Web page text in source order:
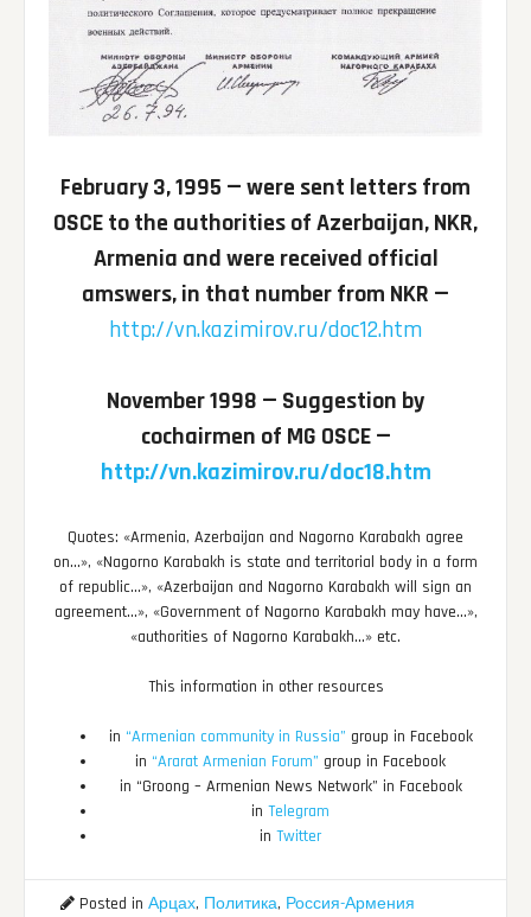
February 3, 1995 — were sent letters from
OSCE to the authorities of Azerbaijan, NKR,
Armenia and were received official
amswers, in that number from NKR —
http://vn.kazimirov.ru/doc12.htm
November 1998 — Suggestion by
cochairmen of MG OSCE —
http://vn.kazimirov.ru/doc18.htm
Quotes: «Armenia, Azerbaijan and Nagorno Karabakh agree
on…», «Nagorno Karabakh is state and territorial body in a form
of republic…», «Azerbaijan and Nagorno Karabakh will sign an
agreement…», «Government of Nagorno Karabakh may have…»,
«authorities of Nagorno Karabakh…» etc.
This information in other resources
in “Armenian community in Russia” group in Facebook
in “Ararat Armenian Forum” group in Facebook
in “Groong – Armenian News Network” in Facebook
in Telegram
in Twitter
Posted in Арцах, Политика, Россия-Армения